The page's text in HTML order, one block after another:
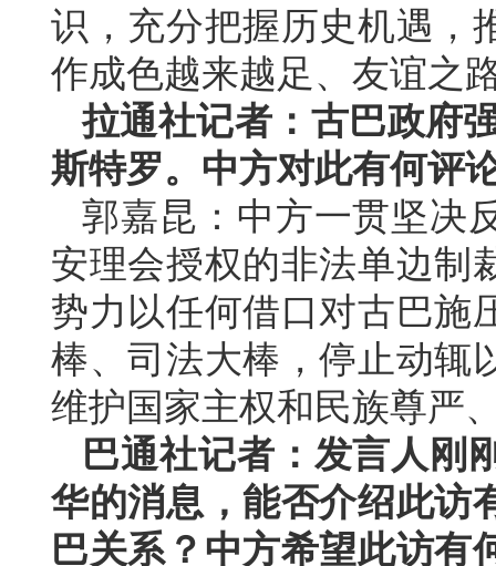
识，充分把握历史机遇，
作成色越来越足、友谊之
拉通社记者：古巴政府
斯特罗。中方对此有何评
郭嘉昆：中方一贯坚决
安理会授权的非法单边制
势力以任何借口对古巴施
棒、司法大棒，停止动辄
维护国家主权和民族尊严
巴通社记者：发言人刚
华的消息，能否介绍此访
巴关系？中方希望此访有